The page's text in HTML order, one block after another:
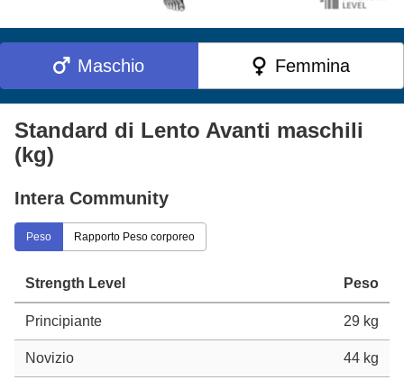
Maschio Femmina
Standard di Lento Avanti maschili
(kg)
Intera Community
Peso Rapporto Peso corporeo
Strength Level Peso
Principiante 29 kg
Novizio 44 kg